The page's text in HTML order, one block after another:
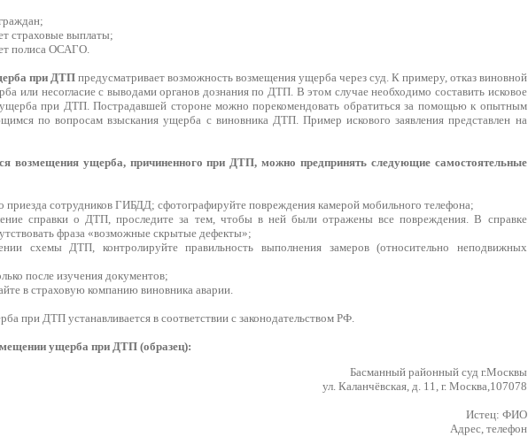
страховые выплаты;
полиса ОСАГО.
при ДТПпредусматривает возможность возмещения ущерба через суд. К примеру, отказ виновной
или несогласие с выводами органов дознания по ДТП. В этом случае необходимо составить исковое
при ДТП. Пострадавшей стороне можно порекомендовать обратиться за помощью к опытным
по вопросам взыскания ущерба с виновника ДТП. Пример искового заявления представлен на
возмещения ущерба, причиненного при ДТП, можно предпринять следующие самостоятельные
приезда сотрудников ГИБДД; сфотографируйте повреждения камерой мобильного телефона;
справки о ДТП, проследите за тем, чтобы в ней были отражены все повреждения. В справке
фраза «возможные скрытые дефекты»;
схемы ДТП, контролируйте правильность выполнения замеров (относительно неподвижных
после изучения документов;
в страховую компанию виновника аварии.
при ДТП устанавливается в соответствии с законодательством РФ.
ущерба при ДТП (образец):
Басманный районный суд г.Москвы
ул. Каланчёвская, д. 11, г. Москва,107078
Истец: ФИО
Адрес, телефон